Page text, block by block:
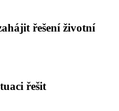
řešení životní
řešit